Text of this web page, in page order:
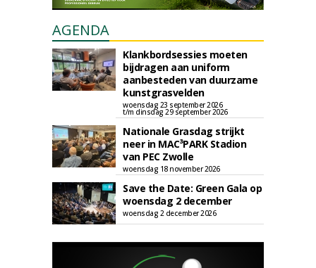
AGENDA
Klankbordsessies moeten
bijdragen aan uniform
aanbesteden van duurzame
kunstgrasvelden
woensdag 23 september 2026
t/m dinsdag 29 september 2026
Nationale Grasdag strijkt
neer in MAC³PARK Stadion
van PEC Zwolle
woensdag 18 november 2026
Save the Date: Green Gala op
woensdag 2 december
woensdag 2 december 2026